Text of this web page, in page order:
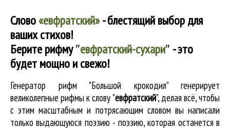
Слово«евфратский»- блестящий выбор для
ваших стихов!
Берите рифму″евфратский-сухари″ - это
будет мощно и свежо!
Генератор рифм "Большой крокодил" генерирует
великолепныерифмы к слову "евфратский", делая всё, чтобы
с этим масштабным и потрясающим словом вы написали
только выдающуюся поэзию - поэзию, которая останется в